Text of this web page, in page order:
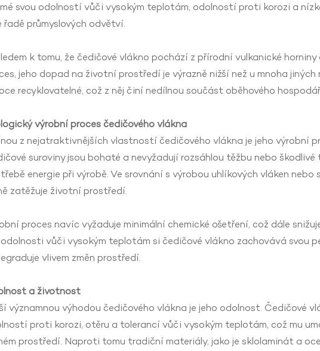
svou odolností vůči vysokým teplotám, odolností proti korozi a
řadě průmyslových odvětví.
k tomu, že čedičové vlákno pochází z přírodní vulkanické
jeho dopad na životní prostředí je výrazně nižší než u mnoha
recyklovatelné, což z něj činí nedílnou součást oběhového
výrobní proces čedičového vlákna
z nejatraktivnějších vlastností čedičového vlákna je jeho výrobní
suroviny jsou bohaté a nevyžadují rozsáhlou těžbu nebo škodlivé
energie při výrobě. Ve srovnání s výrobou uhlíkových vláken
zatěžuje životní prostředí.
proces navíc vyžaduje minimální chemické ošetření, což dále
odolnosti vůči vysokým teplotám si čedičové vlákno zachovává svou
vlivem změn prostředí.
a životnost
významnou výhodou čedičového vlákna je jeho odolnost. Čedičové
proti korozi, otěru a tolerancí vůči vysokým teplotám, což mu
prostředí. Naproti tomu tradiční materiály, jako je sklolaminát a